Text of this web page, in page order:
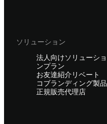
ソリューション
法人向けソリューショ
ンプラン
お友達紹介リベート
コブランディング製品
正規販売代理店